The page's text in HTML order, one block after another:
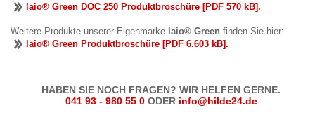
laio® Green DOC 250 Produktbroschüre [PDF 570 kB].
Weitere Produkte unserer Eigenmarke laio® Green finden Sie hier:
laio® Green Produktbroschüre [PDF 6.603 kB].
HABEN SIE NOCH FRAGEN? WIR HELFEN GERNE.
041 93 - 980 55 0 ODER info@hilde24.de